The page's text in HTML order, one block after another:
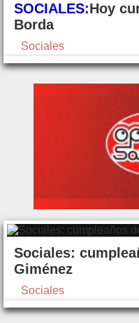
SOCIALES:Hoy
Borda
Sociales
Sociales:
Giménez
Sociales